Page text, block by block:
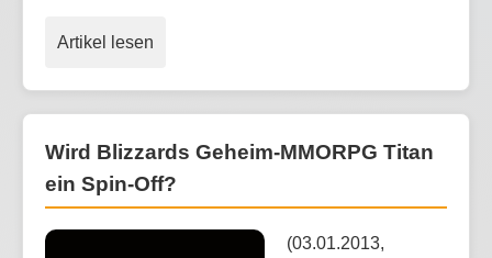
Artikel lesen
Wird Blizzards Geheim-MMORPG Titan
ein Spin-Off?
(03.01.2013,